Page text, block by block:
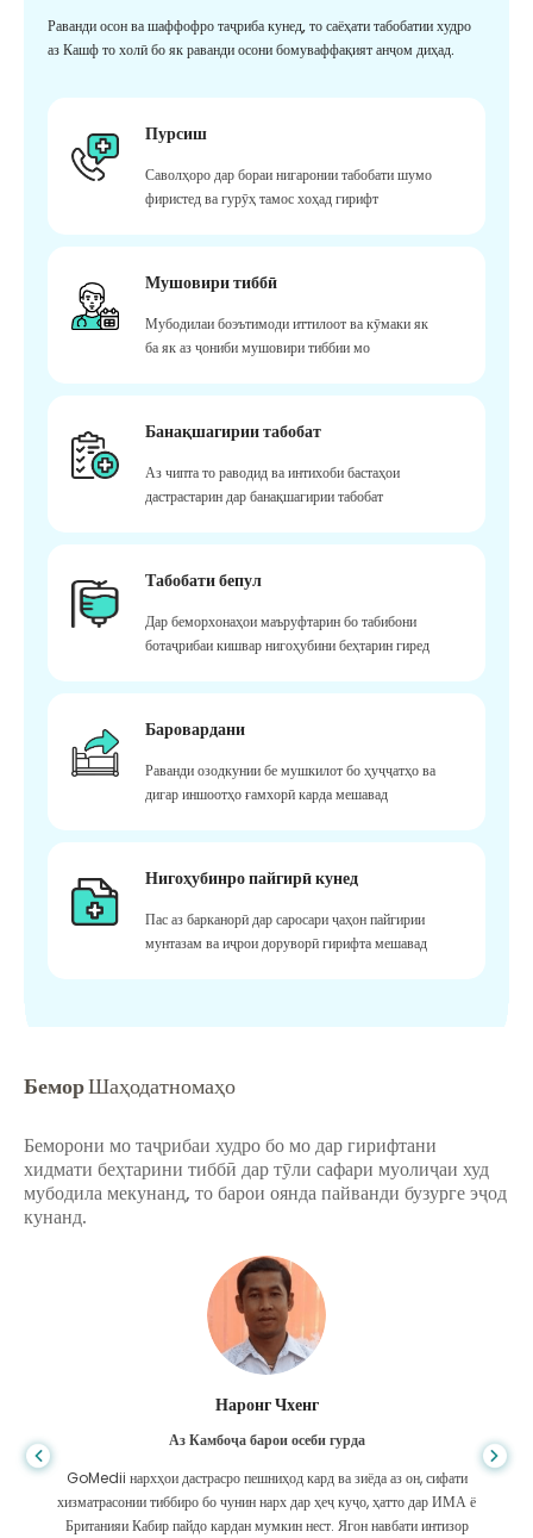
Раванди осон ва шаффофро таҷриба кунед, то саёҳати табобатии худро
аз Кашф то холӣ бо як раванди осони бомуваффақият анҷом диҳад.
Пурсиш
Саволҳоро дар бораи нигаронии табобати шумо
фиристед ва гурӯҳ тамос хоҳад гирифт
Мушовири тиббӣ
Мубодилаи боэътимоди иттилоот ва кӯмаки як
ба як аз ҷониби мушовири тиббии мо
Банақшагирии табобат
Аз чипта то раводид ва интихоби бастаҳои
дастрастарин дар банақшагирии табобат
Табобати бепул
Дар беморхонаҳои маъруфтарин бо табибони
ботаҷрибаи кишвар нигоҳубини беҳтарин гиред
Баровардани
Раванди озодкунии бе мушкилот бо ҳуҷҷатҳо ва
дигар иншоотҳо ғамхорӣ карда мешавад
Нигоҳубинро пайгирӣ кунед
Пас аз барканорӣ дар саросари ҷаҳон пайгирии
мунтазам ва иҷрои доруворӣ гирифта мешавад
БеморШаҳодатномаҳо
Беморони мо таҷрибаи худро бо мо дар гирифтани
хидмати беҳтарини тиббӣ дар тӯли сафари муолиҷаи худ
мубодила мекунанд, то барои оянда пайванди бузурге эҷод
кунанд.
Наронг Чхенг
Аз Камбоҷа барои осеби гурда
GoMedii нархҳои дастрасро пешниҳод кард ва зиёда аз он, сифати
хизматрасонии тиббиро бо чунин нарх дар ҳеҷ куҷо, ҳатто дар ИМА ё
Британияи Кабир пайдо кардан мумкин нест. Ягон навбати интизор